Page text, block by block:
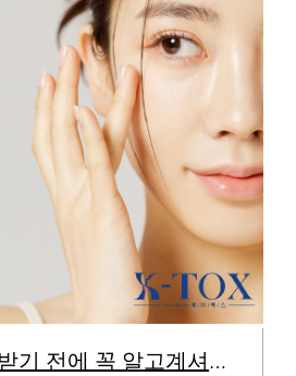
모공치료 받기 전에 꼭 알고계셔야 합니다.